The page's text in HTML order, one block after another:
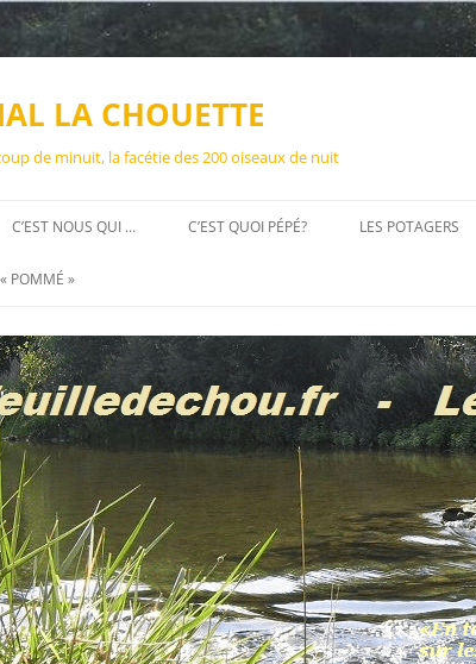
LA CHOUETTE
de minuit, la facétie des 200 oiseaux de nuit
C’EST NOUS QUI … C’EST QUOI PÉPÉ? LES POTAGERS
POMMÉ »